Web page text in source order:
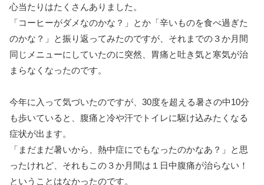
心当たりはたくさんありました。
「コーヒーがダメなのかな？」とか「辛いものを食べ過ぎた
のかな？」と振り返ってみたのですが、それまでの３か月間
同じメニューにしていたのに突然、胃痛と吐き気と寒気が治
まらなくなったのです。
今年に入って気づいたのですが、30度を超える暑さの中10分
も歩いていると、腹痛と冷や汗でトイレに駆け込みたくなる
症状が出ます。
「まだまだ暑いから、熱中症にでもなったのかなあ？」と思
ったけれど、それもこの３か月間は１日中腹痛が治らない！
ということはなかったのです。